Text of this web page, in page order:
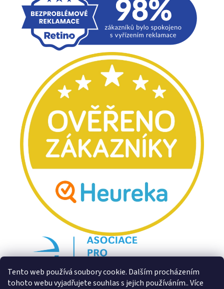
Tento web používá soubory cookie. Dalším procházením
tohoto webu vyjadřujete souhlas s jejich používáním.. Více